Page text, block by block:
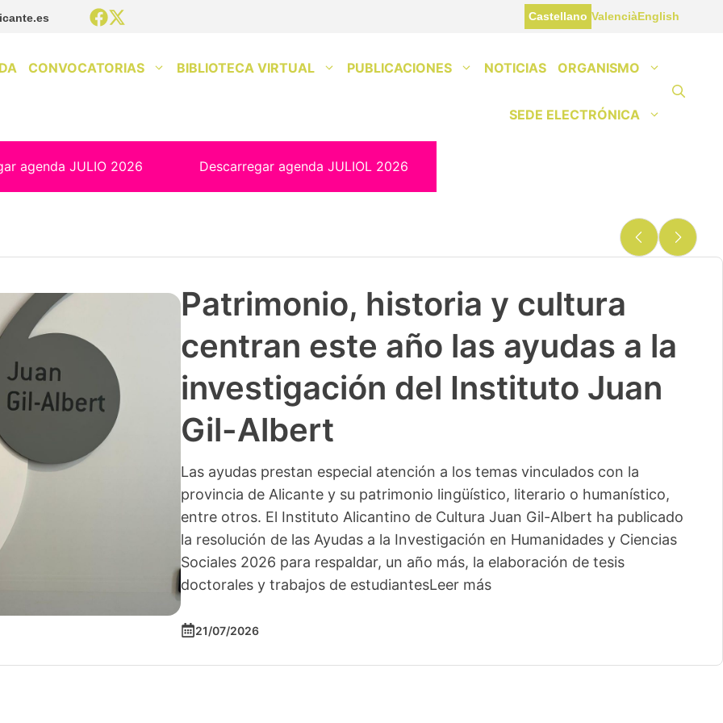
Castellano ValenciàEnglish
CONVOCATORIAS BIBLIOTECA VIRTUAL PUBLICACIONES NOTICIAS ORGANISMO
SEDE ELECTRÓNICA
agenda JULIO 2026 Descarregar agenda JULIOL 2026
Patrimonio, historia y cultura
centran este año las ayudas a la
investigación del Instituto Juan
Gil-Albert
Las ayudas prestan especial atención a los temas vinculados con la
provincia de Alicante y su patrimonio lingüístico, literario o humanístico,
entre otros. El Instituto Alicantino de Cultura Juan Gil-Albert ha publicado
la resolución de las Ayudas a la Investigación en Humanidades y Ciencias
Sociales 2026 para respaldar, un año más, la elaboración de tesis
doctorales y trabajos de estudiantesLeer más
21/07/2026